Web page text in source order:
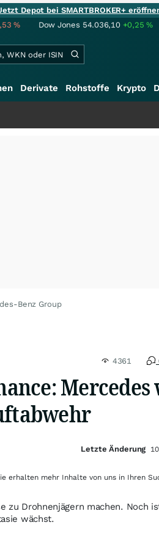
Depot bei SMARTBROKER+
% Dow Jones 54.036,10 +0,25%
Derivate Rohstoffe Krypto
Benz Group
4361
Mercedes
zu Drohnenjägern machen. Noch
wächst.
Letzte Änderung
erhalten mehr Inhalte von uns in Ihren